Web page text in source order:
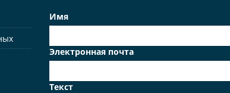
Имя
Электронная почта
Текст